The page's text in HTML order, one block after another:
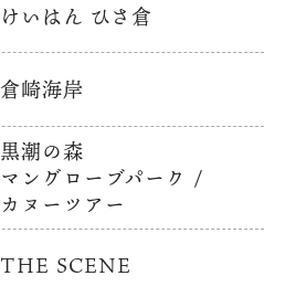
けいはん ひさ倉
倉崎海岸
黒潮の森
マングローブパーク /
カヌーツアー
THE SCENE